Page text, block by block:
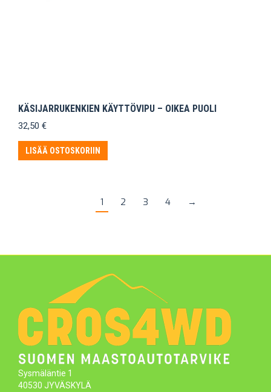
KÄSIJARRUKENKIEN KÄYTTÖVIPU – OIKEA PUOLI
32,50 €
LISÄÄ OSTOSKORIIN
1 2 3 4 →
Sysmäläntie 1
40530 JYVÄSKYLÄ